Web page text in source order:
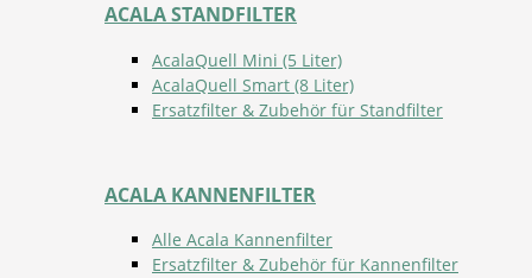
ACALA STANDFILTER
AcalaQuell Mini (5 Liter)
AcalaQuell Smart (8 Liter)
Ersatzfilter & Zubehör für Standfilter
ACALA KANNENFILTER
Alle Acala Kannenfilter
Ersatzfilter & Zubehör für Kannenfilter